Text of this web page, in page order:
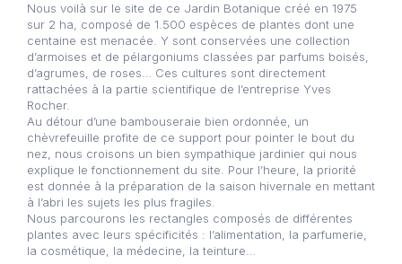
Nous voilà sur le site de ce Jardin Botanique créé en 1975
sur 2 ha, composé de 1.500 espèces de plantes dont une
centaine est menacée. Y sont conservées une collection
d’armoises et de pélargoniums classées par parfums boisés,
d’agrumes, de roses… Ces cultures sont directement
rattachées à la partie scientifique de l’entreprise Yves
Rocher.
Au détour d’une bambouseraie bien ordonnée, un
chèvrefeuille profite de ce support pour pointer le bout du
nez, nous croisons un bien sympathique jardinier qui nous
explique le fonctionnement du site. Pour l’heure, la priorité
est donnée à la préparation de la saison hivernale en mettant
à l’abri les sujets les plus fragiles.
Nous parcourons les rectangles composés de différentes
plantes avec leurs spécificités : l’alimentation, la parfumerie,
la cosmétique, la médecine, la teinture…